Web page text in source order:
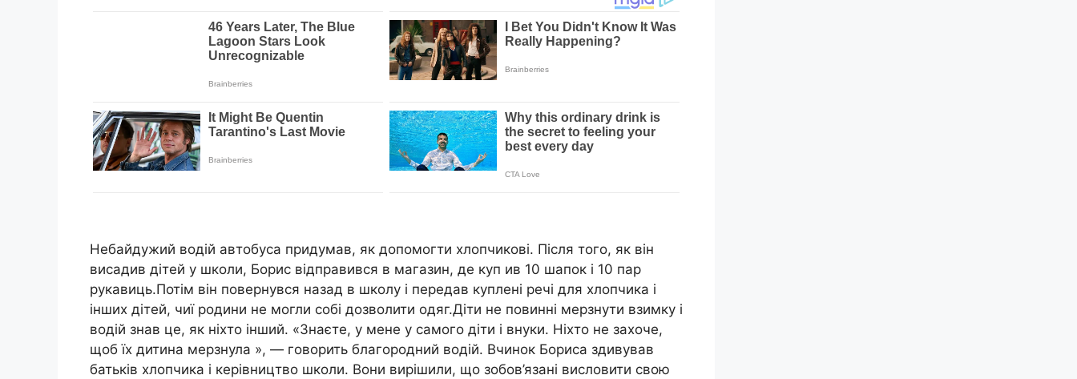
Небайдужий водій автобуса придумав, як допомогти хлопчикові. Після того, як він
висадив дітей у школи, Борис відправився в магазин, де куп ив 10 шапок і 10 пар
рукавиць.Потім він повернувся назад в школу і передав куплені речі для хлопчика і
інших дітей, чиї родини не могли собі дозволити одяг.Діти не повинні мерзнути взимку і
водій знав це, як ніхто інший. «Знаєте, у мене у самого діти і внуки. Ніхто не захоче,
щоб їх дитина мерзнула », — говорить благородний водій. Вчинок Бориса здивував
батьків хлопчика і керівництво школи. Вони вирішили, що зобов’язані висловити свою